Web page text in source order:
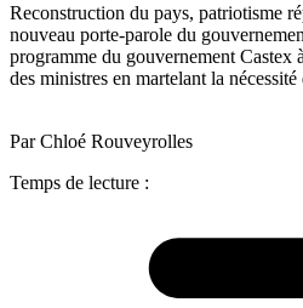
Reconstruction du pays, patriotisme
nouveau porte-parole du
programme du gouvernement Castex
des ministres en martelant la
Par Chloé Rouveyrolles
Temps de lecture :